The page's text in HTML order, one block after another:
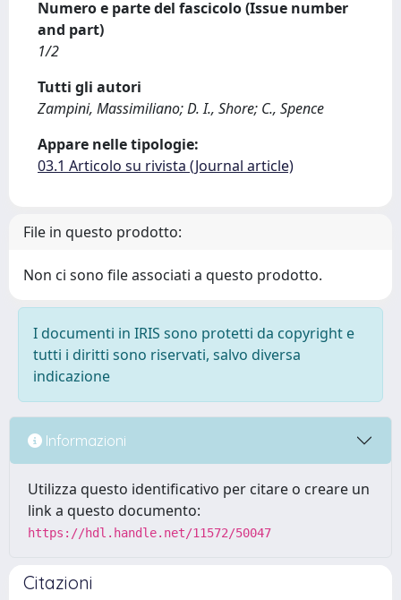
Numero e parte del fascicolo (Issue number
and part)
1/2
Tutti gli autori
Zampini, Massimiliano; D. I., Shore; C., Spence
Appare nelle tipologie:
03.1 Articolo su rivista (Journal article)
File in questo prodotto:
Non ci sono file associati a questo prodotto.
I documenti in IRIS sono protetti da copyright e
tutti i diritti sono riservati, salvo diversa
indicazione
Informazioni
Utilizza questo identificativo per citare o creare un
link a questo documento:
https://hdl.handle.net/11572/50047
Citazioni